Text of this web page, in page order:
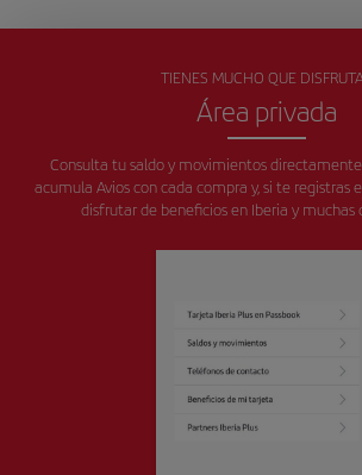
TIENES MUCHO QUE
Área privada
Consulta tu saldo y movimientos directamente
acumula Avios con cada compra y, si te registras
disfrutar de beneficios en Iberia y muchas